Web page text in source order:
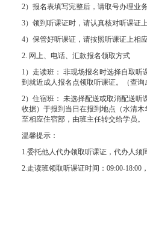
2）报名表填写完整后，请取号办理业
3）领到听课证时，请认真核对听课证
4）保管好听课证，请按照听课证上相
2. 网上、电话、汇款报名领取方式
1）走读班： 非现场报名时选择自取
到就近成人报名点领取听课证。（查询
2）住宿班： 未选择配送或取消配送
收据）于报到当日在报到地点（水清
至相应住宿部，由班主任转交给学员。
温馨提示：
1.委托他人代办领取听课证，代办人须
2.走读班领取听课证时间：09:00-18:00